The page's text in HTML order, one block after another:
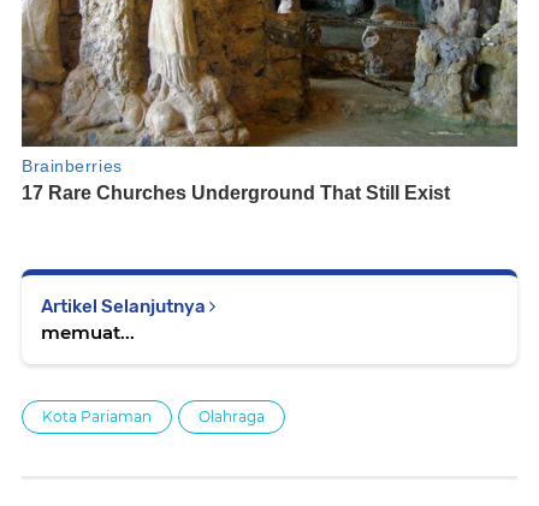
Artikel Selanjutnya
memuat...
Kota Pariaman Olahraga